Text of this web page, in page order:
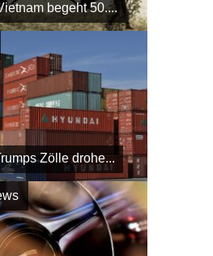
begeht 50....
Zölle drohe...